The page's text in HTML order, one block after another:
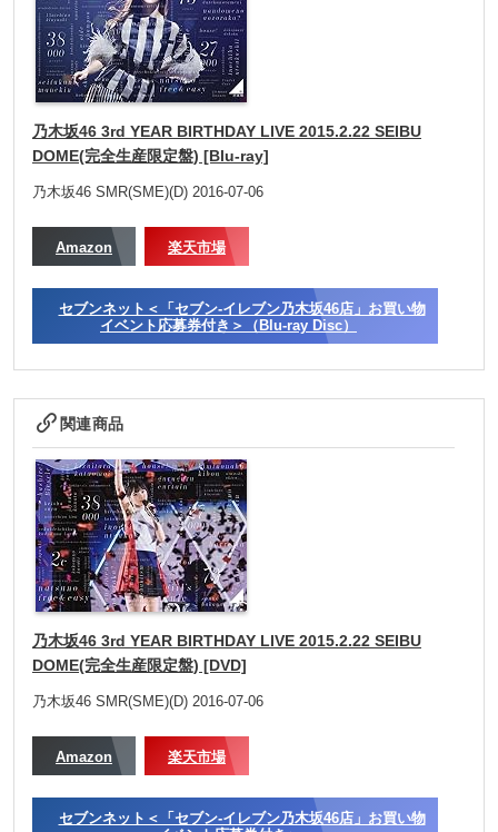
乃木坂46 3rd YEAR BIRTHDAY LIVE 2015.2.22 SEIBU
DOME(完全生産限定盤) [Blu-ray]
乃木坂46 SMR(SME)(D) 2016-07-06
Amazon 楽天市場
セブンネット＜「セブン-イレブン乃木坂46店」お買い物
イベント応募券付き＞（Blu-ray Disc）
関連商品
乃木坂46 3rd YEAR BIRTHDAY LIVE 2015.2.22 SEIBU
DOME(完全生産限定盤) [DVD]
乃木坂46 SMR(SME)(D) 2016-07-06
Amazon 楽天市場
セブンネット＜「セブン-イレブン乃木坂46店」お買い物